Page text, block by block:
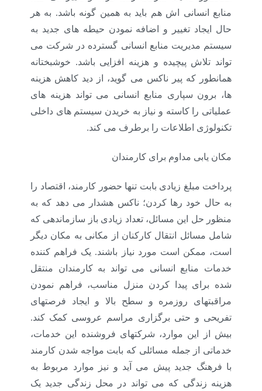
منابع انسانی اش هم باید به همین گونه باشد. به هر
حال ایجاد تغییر و اضافه نمودن حیطه های جدید به
سیستم مدیریت منابع انسانی گسترده در شرکت می
تواند تلاش پیچیده و هزینه افزایی باشد. خوشبختانه
همانطور که پیر ناکس می گوید، از دید کاهش هزینه
ها، برون سپاری منابع انسانی می تواند هزینه های
عملیاتی را کاسته و نیاز به خریدن سیستم های داخلی
تکنولوژی اطلاعات را برطرف می کند.
مکان یابی مداوم برای کارمندان
پرداخت مبلغ زیادی بابت تنها حضور کارمند، اقتصاد را
به حال خود رها کردن؛ ناکس هشدار می دهد که به
منظور حل این مسائل، تعداد زیادی باز سازماندهی که
شامل مسائل انتقال کارکنان از مکانی به مکان دیگر
است، ممکن است مورد نیاز باشند. یک فراهم کننده
خدمات منابع انسانی می تواند به کارمندان منتقل
شده برای پیدا کردن منزل مناسب، فراهم نمودن
مراقبتهای روزمره و سطح بالا و ایجاد فرصتهای
تفریحی و حتی برگزاری مراسم عروسی کمک کند.
بیش از این موارد، شرکتهای فروشنده این خدمات،
خدماتی از جمله مسائلی که بابت مواجه شدن کارمند
با فرهنگ جدید پیش می آید و نیز موارد مربوط به
هزینه زندگی که می تواند در محل زندگی جدید یک